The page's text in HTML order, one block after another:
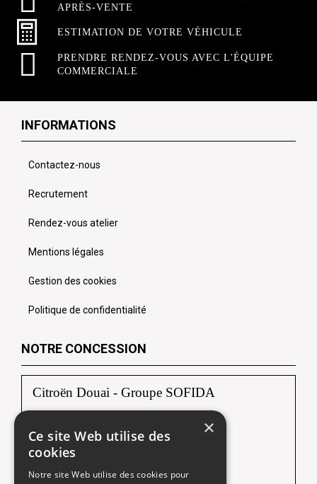
APRÈS-VENTE
ESTIMATION DE VOTRE VÉHICULE
PRENDRE RENDEZ-VOUS AVEC L'ÉQUIPE
COMMERCIALE
INFORMATIONS
Contactez-nous
Recrutement
Rendez-vous atelier
Mentions légales
Gestion des cookies
Politique de confidentialité
NOTRE CONCESSION
Citroën Douai - Groupe SOFIDA
59187 DECHY
Tél :03 27 94 35 70
×
Ce site Web utilise des
cookies
Notre site Web utilise des cookies pour